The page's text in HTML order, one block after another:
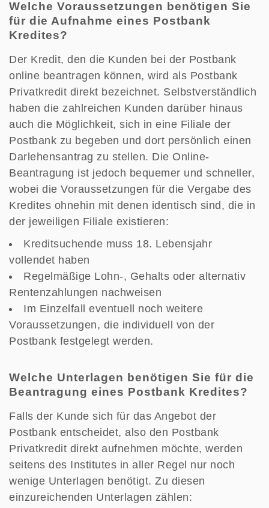
Welche Voraussetzungen benötigen Sie
für die Aufnahme eines Postbank
Kredites?
Der Kredit, den die Kunden bei der Postbank
online beantragen können, wird als Postbank
Privatkredit direkt bezeichnet. Selbstverständlich
haben die zahlreichen Kunden darüber hinaus
auch die Möglichkeit, sich in eine Filiale der
Postbank zu begeben und dort persönlich einen
Darlehensantrag zu stellen. Die Online-
Beantragung ist jedoch bequemer und schneller,
wobei die Voraussetzungen für die Vergabe des
Kredites ohnehin mit denen identisch sind, die in
der jeweiligen Filiale existieren:
Kreditsuchende muss 18. Lebensjahr
vollendet haben
Regelmäßige Lohn-, Gehalts oder alternativ
Rentenzahlungen nachweisen
Im Einzelfall eventuell noch weitere
Voraussetzungen, die individuell von der
Postbank festgelegt werden.
Welche Unterlagen benötigen Sie für die
Beantragung eines Postbank Kredites?
Falls der Kunde sich für das Angebot der
Postbank entscheidet, also den Postbank
Privatkredit direkt aufnehmen möchte, werden
seitens des Institutes in aller Regel nur noch
wenige Unterlagen benötigt. Zu diesen
einzureichenden Unterlagen zählen: